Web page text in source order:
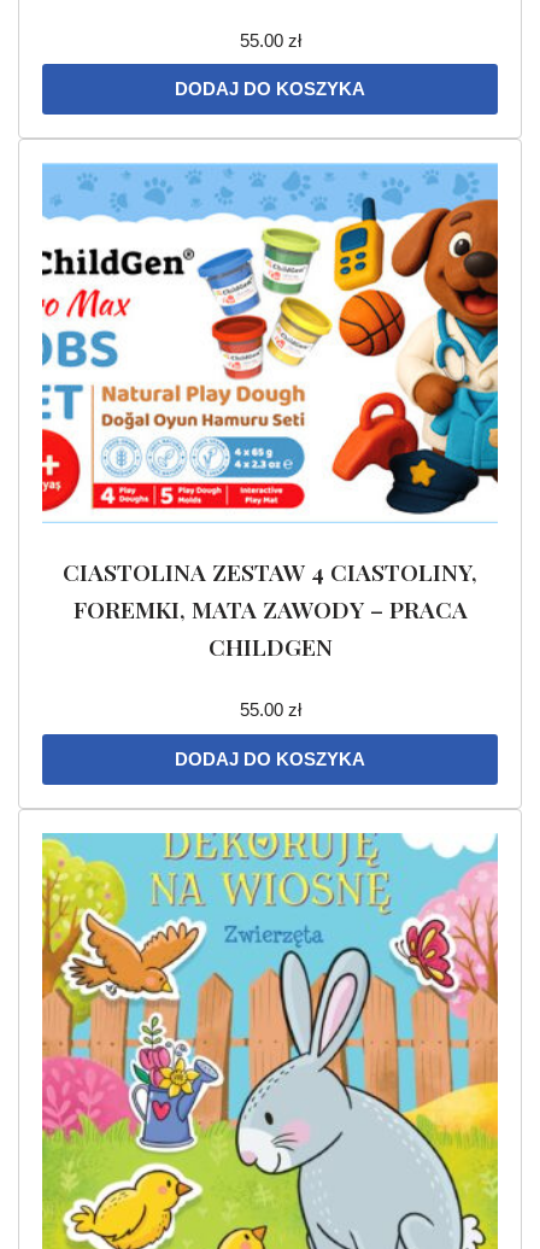
55.00 zł
DODAJ DO KOSZYKA
CIASTOLINA ZESTAW 4 CIASTOLINY,
FOREMKI, MATA ZAWODY – PRACA
CHILDGEN
55.00 zł
DODAJ DO KOSZYKA